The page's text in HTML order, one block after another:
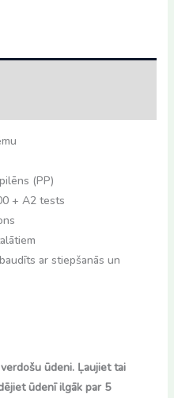
(PP)
+ A2 tests
ar stiepšanās un
ūdeni. Ļaujiet tai
ūdenī ilgāk par 5